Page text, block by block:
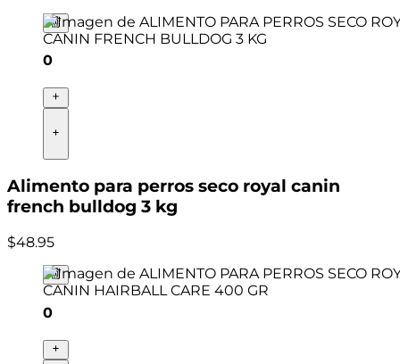
0
Alimento para perros seco royal canin
french bulldog 3 kg
$48.95
0